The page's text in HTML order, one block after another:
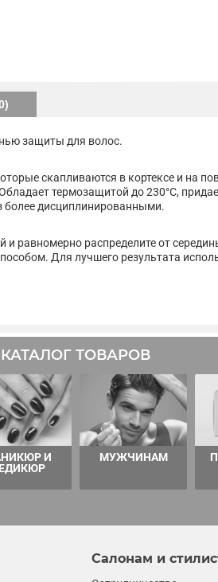
защиты для волос.
скапливаются в кортексе и на
термозащитой до 230°С,
более дисциплинированными.
равномерно распределите от
Для лучшего результата
КАТАЛОГ ТОВАРОВ
И
МУЖЧИНАМ
Салонам и